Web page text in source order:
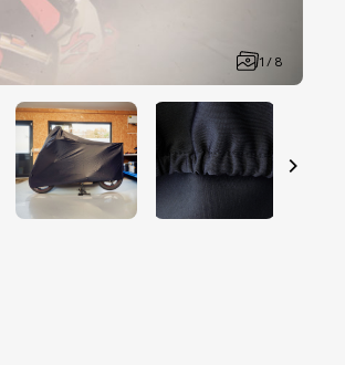
1 / 8